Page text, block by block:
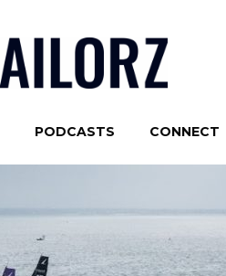
PODCASTS CONNECT